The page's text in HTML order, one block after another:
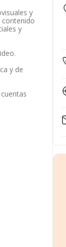
y
y
y de